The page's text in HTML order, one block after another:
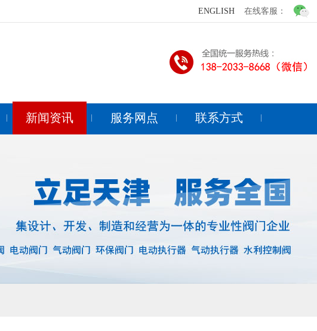
ENGLISH 在线客服：
新闻资讯 服务网点 联系方式